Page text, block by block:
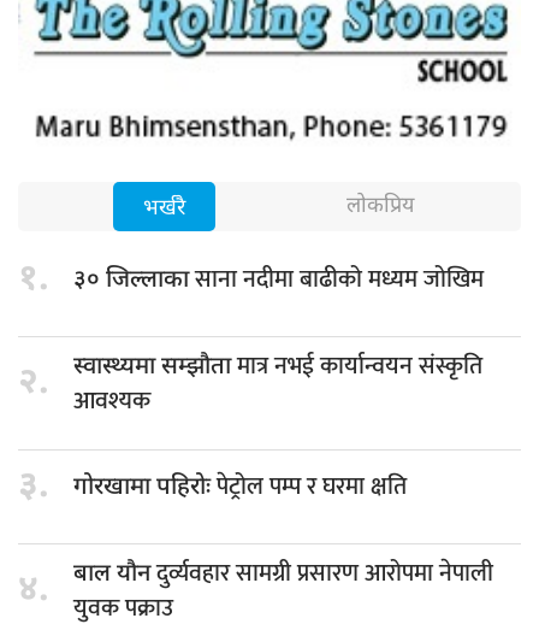
भर्खरै लोकप्रिय
१. ३० जिल्लाकासाना नदीमा बाढीको मध्यम जोखिम
२. स्वास्थ्यमा सम्झौतामात्र नभई कार्यान्वयन संस्कृति
आवश्यक
३. गोरखामा पहिरोःपेट्रोल पम्प र घरमा क्षति
४. बाल यौनदुर्व्यवहार सामग्री प्रसारण आरोपमा नेपाली
युवक पक्राउ